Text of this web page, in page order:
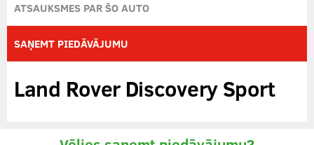
ATSAUKSMES PAR ŠO AUTO
SAŅEMT PIEDĀVĀJUMU
Land Rover Discovery Sport